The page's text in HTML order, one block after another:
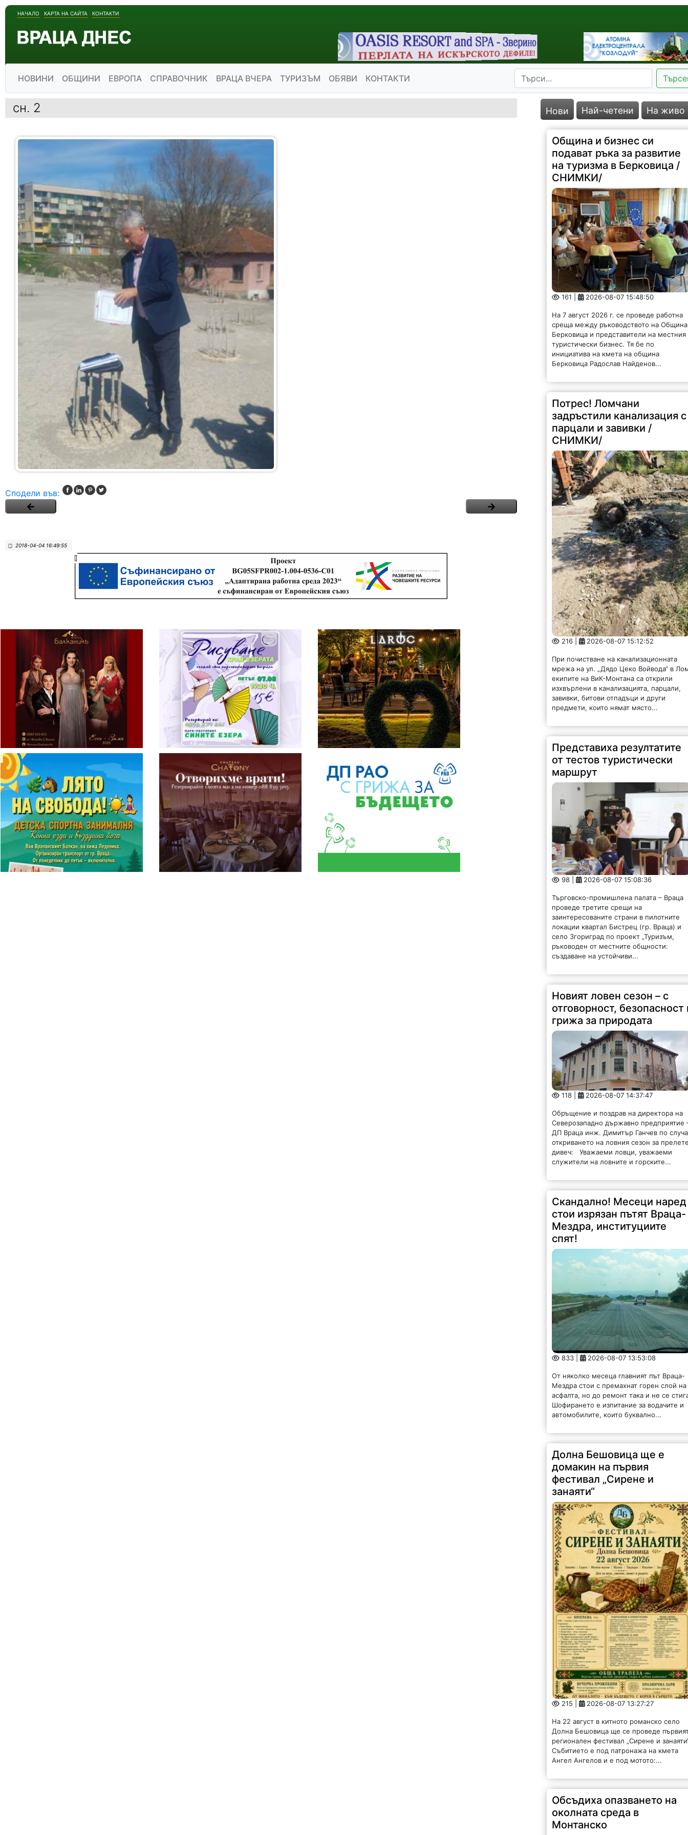
НАЧАЛО КАРТА НА САЙТА КОНТАКТИ
НОВИНИ ОБЩИНИ ЕВРОПА СПРАВОЧНИК ВРАЦА ВЧЕРА ТУРИЗЪМ ОБЯВИ КОНТАКТИ
сн. 2
Сподели във:
2018-04-04 16:49:55
Нови Най-четени На живо
Община и бизнес си
подават ръка за развитие
на туризма в Берковица /
СНИМКИ/
161 | 2026-08-07 15:48:50
На 7 август 2026 г. се проведе работна
среща между ръководството на Община
Берковица и представители на местния
туристически бизнес. Тя бе по
инициатива на кмета на община
Берковица Радослав Найденов...
Потрес! Ломчани
задръстили канализация с
парцали и завивки /
СНИМКИ/
216 | 2026-08-07 15:12:52
При почистване на канализационната
мрежа на ул. „Дядо Цеко Войвода“ в
екипите на ВиК-Монтана са открили
изхвърлени в канализацията, парцали,
завивки, битови отпадъци и други
предмети, които нямат място...
Представиха резултатите
от тестов туристически
маршрут
98 | 2026-08-07 15:08:36
Търговско-промишлена палата – Враца
проведе третите срещи на
заинтересованите страни в пилотните
локации квартал Бистрец (гр. Враца) и
село Згориград по проект „Туризъм,
ръководен от местните общности:
създаване на устойчиви...
Новият ловен сезон – с
отговорност, безопасност
грижа за природата
118 | 2026-08-07 14:37:47
Обръщение и поздрав на директора на
Северозападно държавно предприятие
ДП Враца инж. Димитър Ганчев по
откриването на ловния сезон за
дивеч: Уважаеми ловци, уважаеми
служители на ловните и горските...
Скандално! Месеци наред
стои изрязан пътят Враца-
Мездра, институциите
спят!
833 | 2026-08-07 13:53:08
От няколко месеца главният път Враца-
Мездра стои с премахнат горен слой на
асфалта, но до ремонт така и не се
Шофирането е изпитание за водачите и
автомобилите, които буквално...
Долна Бешовица ще е
домакин на първия
фестивал „Сирене и
занаяти“
215 | 2026-08-07 13:27:27
На 22 август в китното романско село
Долна Бешовица ще се проведе
регионален фестивал „Сирене и
Събитието е под патронажа на кмета
Ангел Ангелов и е под мотото:...
Обсъдиха опазването на
околната среда в
Монтанско